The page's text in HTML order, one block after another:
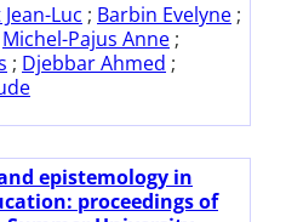
Luc ; Barbin Evelyne ;
Michel-Pajus Anne ;
; Djebbar Ahmed ;
epistemology in
proceedings of